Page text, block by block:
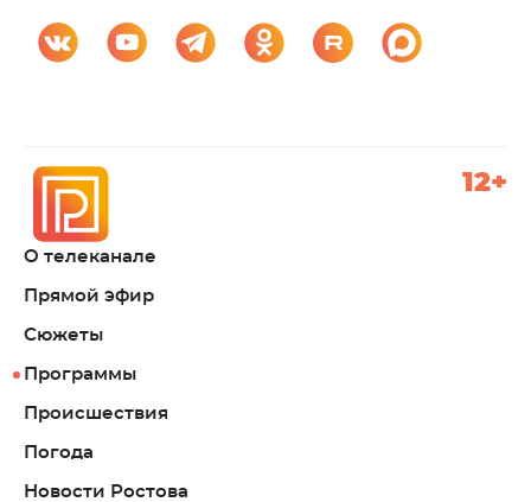
О телеканале
Прямой эфир
Сюжеты
Программы
Происшествия
Погода
Новости Ростова
12+